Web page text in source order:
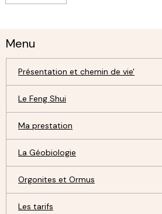
Menu
Présentation et chemin de vie'
Le Feng Shui
Ma prestation
La Géobiologie
Orgonites et Ormus
Les tarifs